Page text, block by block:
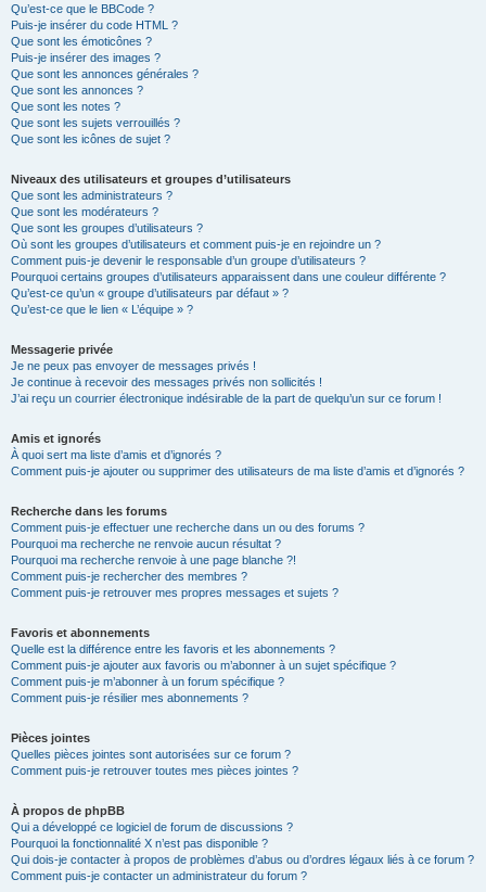
Qu’est-ce que le BBCode ?
Puis-je insérer du code HTML ?
Que sont les émoticônes ?
Puis-je insérer des images ?
Que sont les annonces générales ?
Que sont les annonces ?
Que sont les notes ?
Que sont les sujets verrouillés ?
Que sont les icônes de sujet ?
Niveaux des utilisateurs et groupes d’utilisateurs
Que sont les administrateurs ?
Que sont les modérateurs ?
Que sont les groupes d’utilisateurs ?
Où sont les groupes d’utilisateurs et comment puis-je en rejoindre un ?
Comment puis-je devenir le responsable d’un groupe d’utilisateurs ?
Pourquoi certains groupes d’utilisateurs apparaissent dans une couleur différente ?
Qu’est-ce qu’un « groupe d’utilisateurs par défaut » ?
Qu’est-ce que le lien « L’équipe » ?
Messagerie privée
Je ne peux pas envoyer de messages privés !
Je continue à recevoir des messages privés non sollicités !
J’ai reçu un courrier électronique indésirable de la part de quelqu’un sur ce forum !
Amis et ignorés
À quoi sert ma liste d’amis et d’ignorés ?
Comment puis-je ajouter ou supprimer des utilisateurs de ma liste d’amis et d’ignorés ?
Recherche dans les forums
Comment puis-je effectuer une recherche dans un ou des forums ?
Pourquoi ma recherche ne renvoie aucun résultat ?
Pourquoi ma recherche renvoie à une page blanche ?!
Comment puis-je rechercher des membres ?
Comment puis-je retrouver mes propres messages et sujets ?
Favoris et abonnements
Quelle est la différence entre les favoris et les abonnements ?
Comment puis-je ajouter aux favoris ou m’abonner à un sujet spécifique ?
Comment puis-je m’abonner à un forum spécifique ?
Comment puis-je résilier mes abonnements ?
Pièces jointes
Quelles pièces jointes sont autorisées sur ce forum ?
Comment puis-je retrouver toutes mes pièces jointes ?
À propos de phpBB
Qui a développé ce logiciel de forum de discussions ?
Pourquoi la fonctionnalité X n’est pas disponible ?
Qui dois-je contacter à propos de problèmes d’abus ou d’ordres légaux liés à ce forum ?
Comment puis-je contacter un administrateur du forum ?